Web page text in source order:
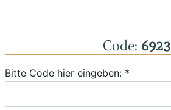
Code: 6923
Bitte Code hier eingeben: *